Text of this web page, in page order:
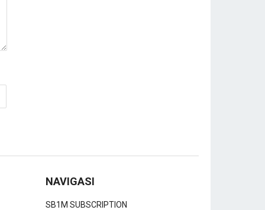
NAVIGASI
SB1M SUBSCRIPTION